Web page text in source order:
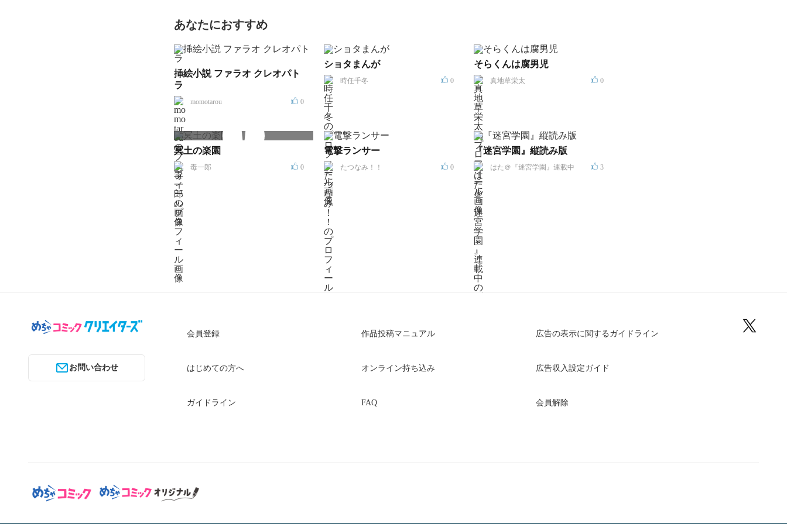
あなたにおすすめ
挿絵小説 ファラオ クレオパト
ラ
momotarou 0
ショタまんが
時任千冬 0
そらくんは腐男児
真地草栄太 0
冥土の楽園
毒一郎 0
電撃ランサー
たつなみ！！ 0
『迷宮学園』縦読み版
はた＠『迷宮学園』連載中 3
会員登録 作品投稿マニュアル 広告の表示に関するガイドライン
はじめての方へ オンライン持ち込み 広告収入設定ガイド
ガイドライン FAQ 会員解除
お問い合わせ